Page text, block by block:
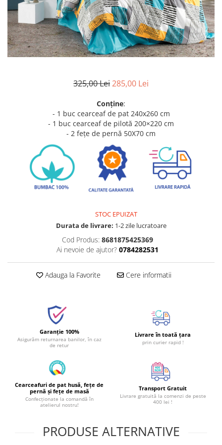
Metraje fețe de masă
Metraje impermeabile
Metraje simple
Metraje Sărbători/Iarnă
Lenjerii de pat policoton
Lenjerii de pat finet 6 piese
Lenjerii de pat percale - bumbac
100%
Lenjerii de pat albe
LENJERII DE PAT POLICOTON
325,00 Lei285,00 Lei
Conține:
- 1 buc cearceaf de pat 240x260 cm
- 1 buc cearceaf de pilotă 200×220 cm
- 2 fețe de pernă 50X70 cm
STOC EPUIZAT
Durata de livrare: 1-2 zile lucratoare
Cod Produs: 8681875425369
Ai nevoie de ajutor? 0784282531
Adauga la Favorite Cere informatii
Garanție 100%
Asigurăm returnarea banilor, în caz
de retur
Livrare în toată țara
prin curier rapid !
Cearceafuri de pat husă, fețe de
pernă și fețe de masă
Confecționate la comandă în
atelierul nostru!
Transport Gratuit
Livrare gratuită la comenzi de peste
400 lei !
PRODUSE ALTERNATIVE